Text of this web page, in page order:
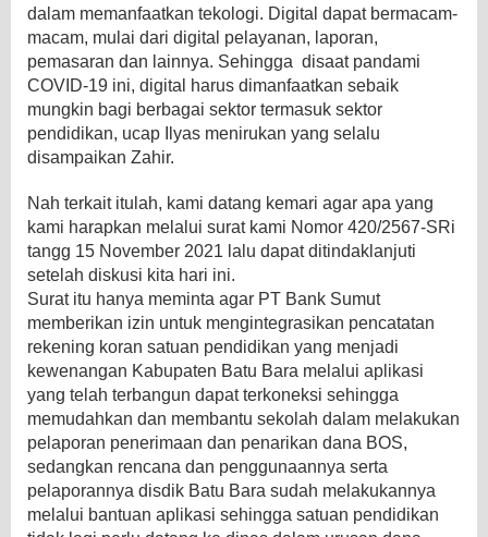
dalam memanfaatkan tekologi. Digital dapat bermacam-
macam, mulai dari digital pelayanan, laporan,
pemasaran dan lainnya. Sehingga disaat pandami
COVID-19 ini, digital harus dimanfaatkan sebaik
mungkin bagi berbagai sektor termasuk sektor
pendidikan, ucap Ilyas menirukan yang selalu
disampaikan Zahir.
Nah terkait itulah, kami datang kemari agar apa yang
kami harapkan melalui surat kami Nomor 420/2567-SRi
tangg 15 November 2021 lalu dapat ditindaklanjuti
setelah diskusi kita hari ini.
Surat itu hanya meminta agar PT Bank Sumut
memberikan izin untuk mengintegrasikan pencatatan
rekening koran satuan pendidikan yang menjadi
kewenangan Kabupaten Batu Bara melalui aplikasi
yang telah terbangun dapat terkoneksi sehingga
memudahkan dan membantu sekolah dalam melakukan
pelaporan penerimaan dan penarikan dana BOS,
sedangkan rencana dan penggunaannya serta
pelaporannya disdik Batu Bara sudah melakukannya
melalui bantuan aplikasi sehingga satuan pendidikan